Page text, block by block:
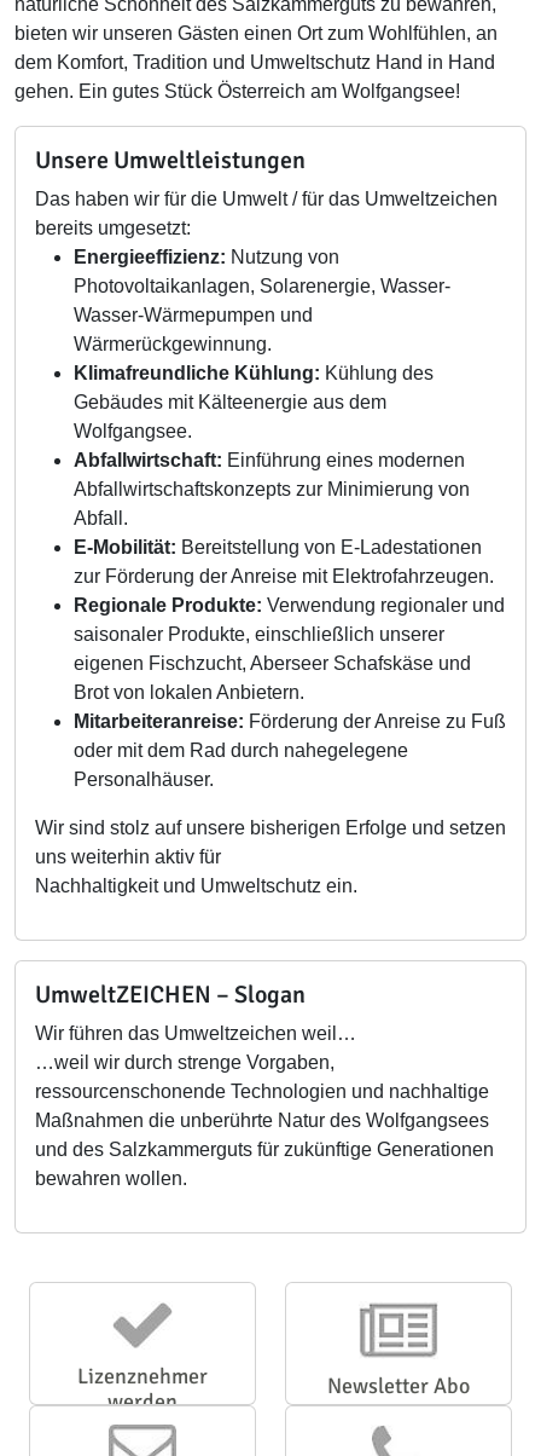
natürliche Schönheit des Salzkammerguts zu bewahren,
bieten wir unseren Gästen einen Ort zum Wohlfühlen, an
dem Komfort, Tradition und Umweltschutz Hand in Hand
gehen. Ein gutes Stück Österreich am Wolfgangsee!
Unsere Umweltleistungen
Das haben wir für die Umwelt / für das Umweltzeichen
bereits umgesetzt:
Energieeffizienz: Nutzung von
Photovoltaikanlagen, Solarenergie, Wasser-
Wasser-Wärmepumpen und
Wärmerückgewinnung.
Klimafreundliche Kühlung: Kühlung des
Gebäudes mit Kälteenergie aus dem
Wolfgangsee.
Abfallwirtschaft: Einführung eines modernen
Abfallwirtschaftskonzepts zur Minimierung von
Abfall.
E-Mobilität: Bereitstellung von E-Ladestationen
zur Förderung der Anreise mit Elektrofahrzeugen.
Regionale Produkte: Verwendung regionaler und
saisonaler Produkte, einschließlich unserer
eigenen Fischzucht, Aberseer Schafskäse und
Brot von lokalen Anbietern.
Mitarbeiteranreise: Förderung der Anreise zu Fuß
oder mit dem Rad durch nahegelegene
Personalhäuser.
Wir sind stolz auf unsere bisherigen Erfolge und setzen
uns weiterhin aktiv für
Nachhaltigkeit und Umweltschutz ein.
UmweltZEICHEN – Slogan
Wir führen das Umweltzeichen weil…
…weil wir durch strenge Vorgaben,
ressourcenschonende Technologien und nachhaltige
Maßnahmen die unberührte Natur des Wolfgangsees
und des Salzkammerguts für zukünftige Generationen
bewahren wollen.
Lizenznehmer
werden
Newsletter Abo